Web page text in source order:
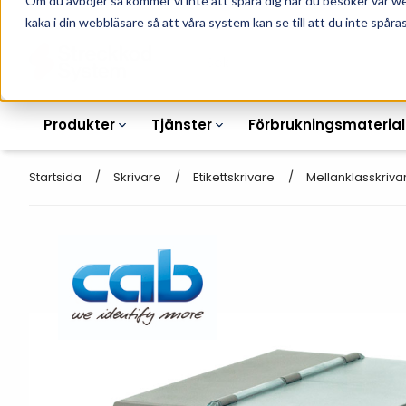
kaka i din webbläsare så att våra system kan se till att du inte
010-162 61 90
Produkter
Armbandsskrivare
bläckstråleskrivare
Transportetiketter
Kvittorullar
Tjänster
Laseretikett_A4
Streckkodsmenyer
Plastlister för hyllkanter
Förbrukningsmaterial
Startsida Skrivare Etikettskrivare